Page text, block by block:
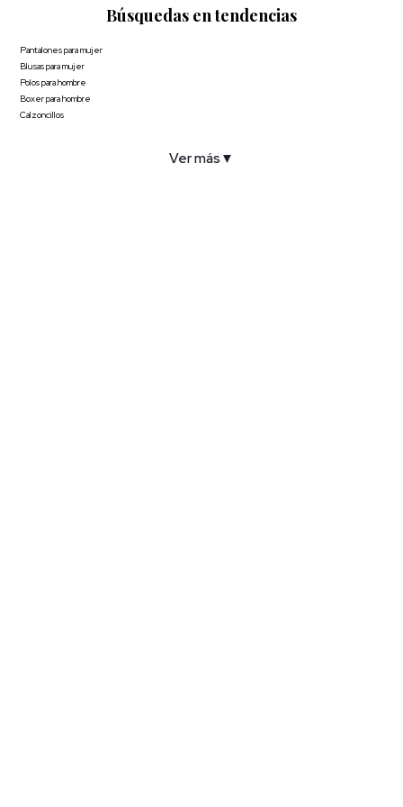
Búsquedas en tendencias
Pantalones para mujer
Blusas para mujer
Polos para hombre
Boxer para hombre
Calzoncillos
Ver más ▼